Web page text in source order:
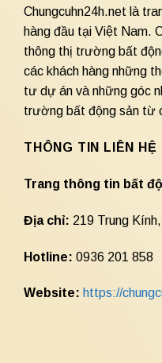
Chungcuhn24h.net là
hàng đầu tại Việt Nam.
thông thị trường bất
các khách hàng những
tư dự án và những góc
trường bất động sản từ
THÔNG TIN LIÊN HỆ
Trang thông tin bất
Địa chỉ: 219 Trung
Hotline: 0936 201 858
Website: https://